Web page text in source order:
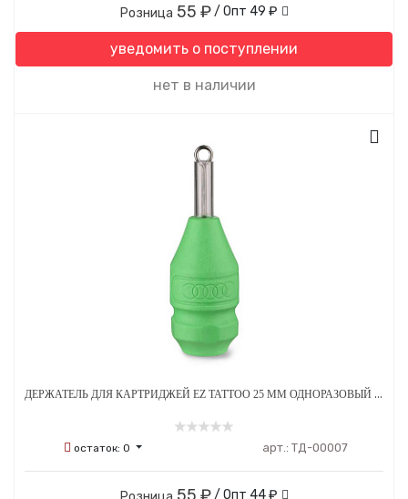
Розница 55 ₽ / Опт 49 ₽
уведомить о поступлении
нет в наличии
ДЕРЖАТЕЛЬ ДЛЯ КАРТРИДЖЕЙ EZ TATTOO 25 ММ ОДНОРАЗОВЫЙ СТЕРИЛЬНЫЙ ЗЕЛЕНЫЙ
остаток: 0 арт.: ТД-00007
/ Опт 44 ₽